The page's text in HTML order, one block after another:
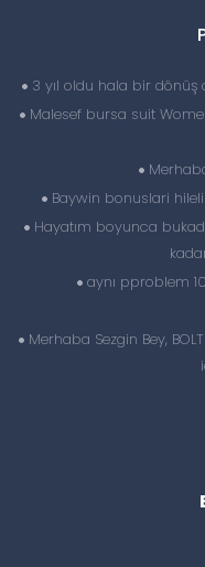
3 yıl oldu hala bir dönüş
Malesef bursa suit
Baywin bonuslari
Hayatım boyunca
aynı pproblem
Merhaba Sezgin Bey,